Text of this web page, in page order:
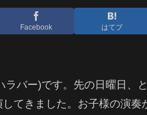
Facebook はてブ
ラバー)です。先の日曜日、
てきました。お子様の演